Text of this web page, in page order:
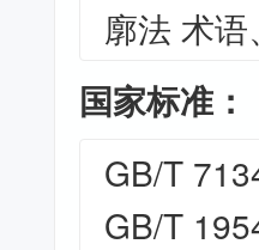
廓法 术
国家标准：
GB/T
GB/T